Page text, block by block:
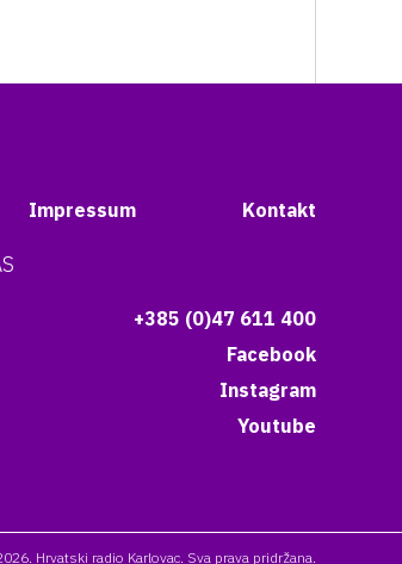
Impressum Kontakt
+385 (0)47 611 400
Facebook
Instagram
Youtube
Hrvatski radio Karlovac. Sva prava pridržana.